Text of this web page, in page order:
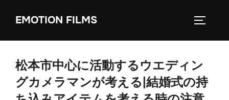
EMOTION FILMS
松本市中心に活動するウエディン
グカメラマンが考える|結婚式の持